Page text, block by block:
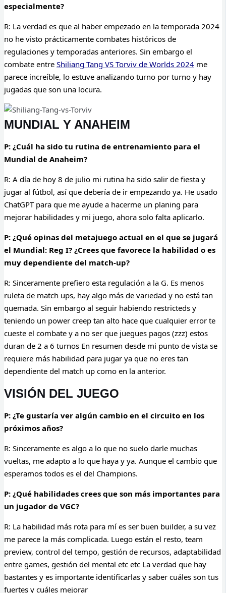
especialmente?
R: La verdad es que al haber empezado en la temporada 2024
no he visto prácticamente combates históricos de
regulaciones y temporadas anteriores. Sin embargo el
combate entre Shiliang Tang VS Torviv de Worlds 2024 me
parece increíble, lo estuve analizando turno por turno y hay
jugadas que son una locura.
MUNDIAL Y ANAHEIM
P: ¿Cuál ha sido tu rutina de entrenamiento para el
Mundial de Anaheim?
R: A día de hoy 8 de julio mi rutina ha sido salir de fiesta y
jugar al fútbol, así que debería de ir empezando ya. He usado
ChatGPT para que me ayude a hacerme un planing para
mejorar habilidades y mi juego, ahora solo falta aplicarlo.
P: ¿Qué opinas del metajuego actual en el que se jugará
el Mundial: Reg I? ¿Crees que favorece la habilidad o es
muy dependiente del match-up?
R: Sinceramente prefiero esta regulación a la G. Es menos
ruleta de match ups, hay algo más de variedad y no está tan
quemada. Sin embargo al seguir habiendo restricteds y
teniendo un power creep tan alto hace que cualquier error te
cueste el combate y a no ser que juegues pagos (zzz) estos
duran de 2 a 6 turnos En resumen desde mi punto de vista se
requiere más habilidad para jugar ya que no eres tan
dependiente del match up como en la anterior.
VISIÓN DEL JUEGO
P: ¿Te gustaría ver algún cambio en el circuito en los
próximos años?
R: Sinceramente es algo a lo que no suelo darle muchas
vueltas, me adapto a lo que haya y ya. Aunque el cambio que
esperamos todos es el del Champions.
P: ¿Qué habilidades crees que son más importantes para
un jugador de VGC?
R: La habilidad más rota para mí es ser buen builder, a su vez
me parece la más complicada. Luego están el resto, team
preview, control del tempo, gestión de recursos, adaptabilidad
entre games, gestión del mental etc etc La verdad que hay
bastantes y es importante identificarlas y saber cuáles son tus
fuertes y cuáles mejorar